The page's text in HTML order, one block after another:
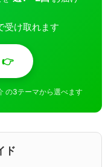
受け取れます
👉
の3テーマから選べます
ド